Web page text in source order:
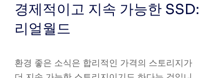
경제적이고 지속 가능한 SSD:
리얼월드
환경 좋은 소식은 합리적인 가격의 스토리지가